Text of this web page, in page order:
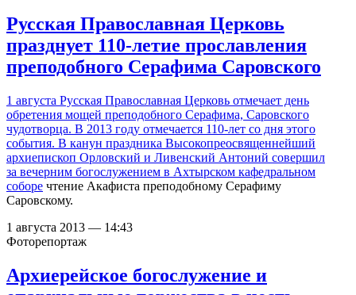
Русская Православная Церковь
празднует 110-летие прославления
преподобного Серафима Саровского
1 августа Русская Православная Церковь отмечает день
обретения мощей преподобного Серафима, Саровского
чудотворца. В 2013 году отмечается 110-лет со дня этого
события. В канун праздника Высокопреосвященнейший
архиепископ Орловский и Ливенский Антоний совершил
за вечерним богослужением в Ахтырском кафедральном
соборе чтение Акафиста преподобному Серафиму
Саровскому.
1 августа 2013 — 14:43
Фоторепортаж
Архиерейское богослужение и